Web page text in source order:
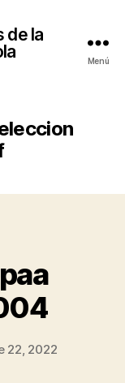
de la
Menú
22, 2022